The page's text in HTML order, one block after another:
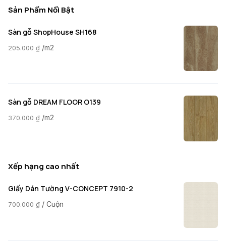
Sản Phẩm Nổi Bật
Sàn gỗ ShopHouse SH168
205.000 ₫ /m2
Sàn gỗ DREAM FLOOR O139
370.000 ₫ /m2
Xếp hạng cao nhất
Giấy Dán Tường V-CONCEPT 7910-2
700.000 ₫ / Cuộn